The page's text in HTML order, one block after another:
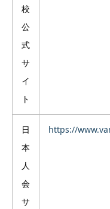
校
公
式
サ
イ
ト
日
本
人
会
サ
https://